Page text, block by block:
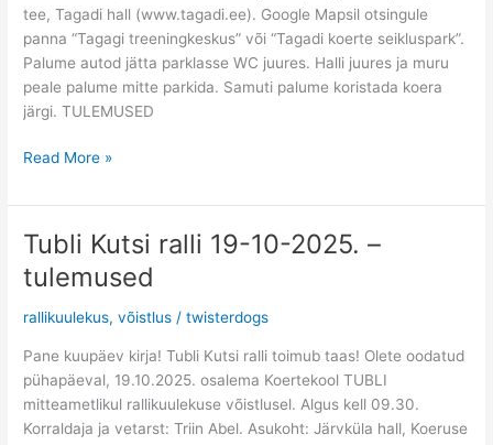
tee, Tagadi hall (www.tagadi.ee). Google Mapsil otsingule
panna “Tagagi treeningkeskus” või “Tagadi koerte seikluspark”.
Palume autod jätta parklasse WC juures. Halli juures ja muru
peale palume mitte parkida. Samuti palume koristada koera
järgi. TULEMUSED
Read More »
Tubli Kutsi ralli 19-10-2025. –
tulemused
rallikuulekus,võistlus /twisterdogs
Pane kuupäev kirja! Tubli Kutsi ralli toimub taas! Olete oodatud
pühapäeval, 19.10.2025. osalema Koertekool TUBLI
mitteametlikul rallikuulekuse võistlusel. Algus kell 09.30.
Korraldaja ja vetarst: Triin Abel. Asukoht: Järvküla hall, Koeruse
Tubli
Kutsi
ralli
19-
2025.
–
tulemused